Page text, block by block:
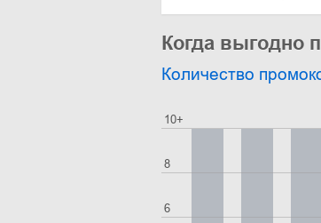
Когда выгодно
Количество
6
8
10+